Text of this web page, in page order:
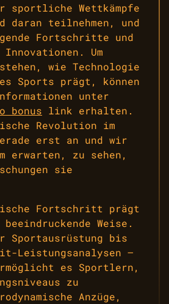
sportliche Wettkämpfe
daran teilnehmen, und
Fortschritte und
Innovationen. Um
wie Technologie
Sports prägt, können
unter
bonus link erhalten.
Revolution im
erst an und wir
erwarten, zu sehen,
sie
Fortschritt prägt
Weise.
Sportausrüstung bis
Leistungsanalysen –
es Sportlern,
zu
Anzüge,